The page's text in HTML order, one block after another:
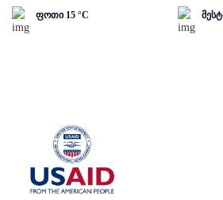
ფოთი 15 °C